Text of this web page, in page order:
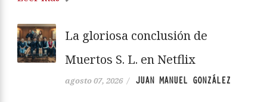
La gloriosa conclusión de
Muertos S. L. en Netflix
agosto 07, 2026 / JUAN MANUEL GONZÁLEZ